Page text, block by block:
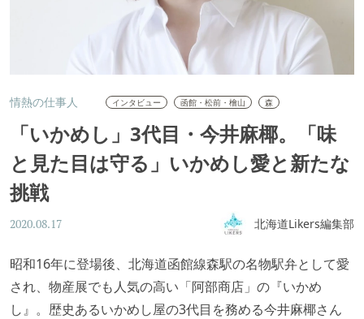
情熱の仕事人 インタビュー 函館・松前・檜山 森
「いかめし」3代目・今井麻椰。「味
と見た目は守る」いかめし愛と新たな
挑戦
2020.08.17 北海道Likers編集部
昭和16年に登場後、北海道函館線森駅の名物駅弁として愛
され、物産展でも人気の高い「阿部商店」の『いかめ
し』。歴史あるいかめし屋の3代目を務める今井麻椰さん